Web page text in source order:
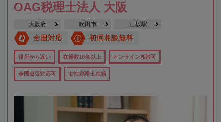
OAG税理士法人 大阪
大阪府 吹田市 江坂駅
全国対応 初回相談無料
役所から近い 在籍数10名以上 オンライン相談可
全国出張対応可 女性税理士在籍